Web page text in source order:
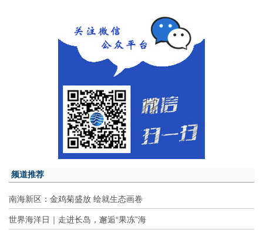
频道推荐
南海新区：金鸡菊盛放 绘就生态画卷
世界海洋日｜走进长岛，邂逅“果冻”海